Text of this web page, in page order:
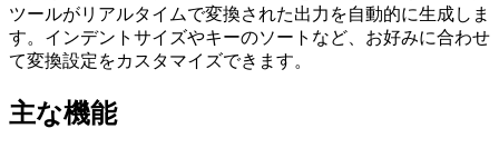
ツールがリアルタイムで変換された出力を自動的に生成しま
す。インデントサイズやキーのソートなど、お好みに合わせ
て変換設定をカスタマイズできます。
主な機能